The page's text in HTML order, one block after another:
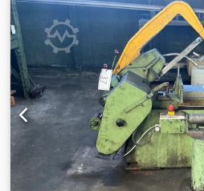
pozicionavimas) -USB sąsaja
eksportui -Medžiagų duomenų
parametrų parinkimas, >500
parinkimas) -Aliejaus dulksnos
žnyplių spaudimo jėgos
-Išvesties stalas -Drožlių
-Darbo būsenos signalinė kolona
Pavaromas įvesties rolotakas
Esame oficialus Meba prekės
Pjovimo staklės buvo patikrintos
eksploatavimui daugeliui metų.
juostos ilgis: 5350 mm Geležtės
storis: 1,10 mm Variklis Trifazis
variklis Galia: 3,5 AG (apie 2,6
Sukimosi greitis: 1440 / 720 aps./